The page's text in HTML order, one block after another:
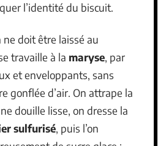
l’identité du biscuit.
ne doit être laissé au
travaille à la maryse, par
et enveloppants, sans
gonflée d’air. On attrape la
douille lisse, on dresse la
sulfurisé, puis l’on